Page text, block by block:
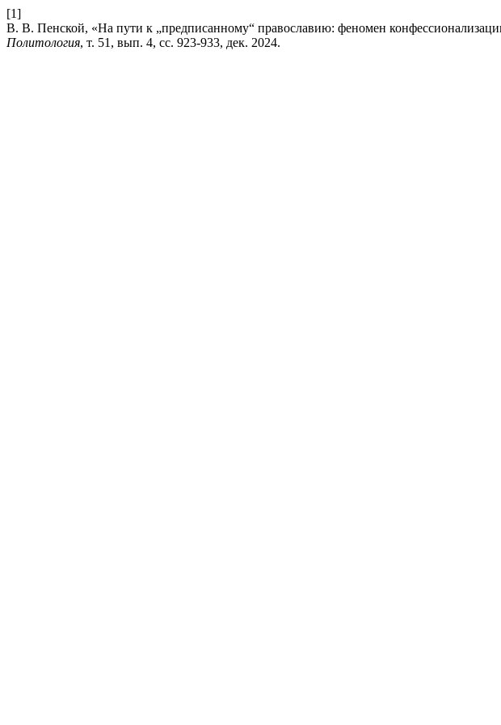
[1]
В. В. Пенской, «На пути к „предписанному“ православию: феномен
Политология, т. 51, вып. 4, сс. 923-933, дек. 2024.